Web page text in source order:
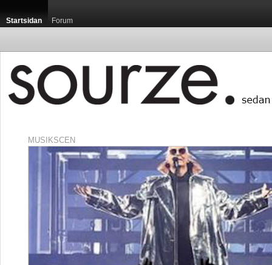
Startsidan Forum
MUSIKSCEN